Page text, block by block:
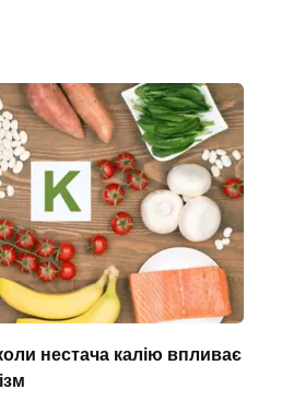
нестача калію впливає